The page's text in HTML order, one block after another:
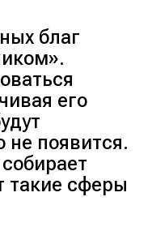
благ
его
не появится.
такие сферы